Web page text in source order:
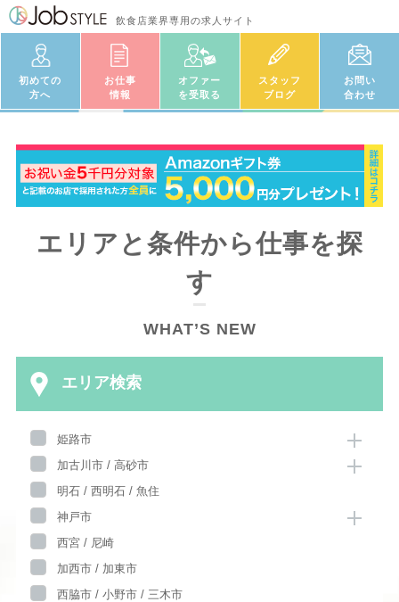
飲食店業界専用の求人サイト
初めての
方へ
お仕事
情報
オファー
を受取る
スタッフ
ブログ
お問い
合わせ
エリアと条件から仕事を探
す
WHAT’S NEW
エリア検索
姫路市
加古川市 / 高砂市
明石 / 西明石 / 魚住
神戸市
西宮 / 尼崎
加西市 / 加東市
西脇市 / 小野市 / 三木市